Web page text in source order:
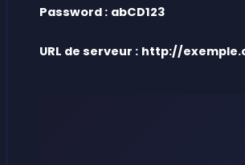
Password : abCD123
URL de serveur : http://